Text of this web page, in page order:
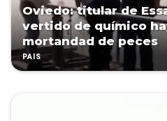
Oviedo: titular de
vertido de químico
mortandad de peces
PAÍS